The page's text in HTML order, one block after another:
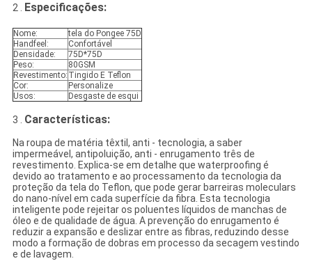
2 . Especificações:
Nome:
tela do Pongee 75D
Handfeel:
Confortável
Densidade:
75D*75D
Peso:
80GSM
Revestimento: Tingido E Teflon
Cor:
Personalize
Usos:
Desgaste de esqui
3 . Características:
Na roupa de matéria têxtil, anti - tecnologia, a saber
impermeável, antipoluição, anti - enrugamento três de
revestimento. Explica-se em detalhe que waterproofing é
devido ao tratamento e ao processamento da tecnologia da
proteção da tela do Teflon, que pode gerar barreiras moleculars
do nano-nível em cada superfície da fibra. Esta tecnologia
inteligente pode rejeitar os poluentes líquidos de manchas de
óleo e de qualidade de água. A prevenção do enrugamento é
reduzir a expansão e deslizar entre as fibras, reduzindo desse
modo a formação de dobras em processo da secagem vestindo
e de lavagem.